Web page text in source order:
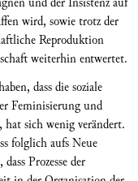
wird, sowie trotz der
Reproduktion
weiterhin entwertet.
dass die soziale
Feminisierung und
sich wenig verändert.
folglich aufs Neue
Prozesse der